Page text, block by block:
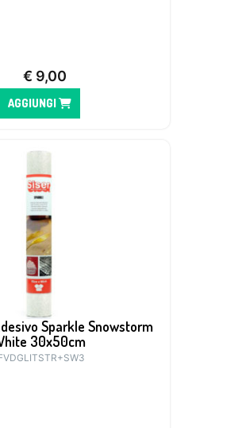
€ 9,00
AGGIUNGI
Sparkle Snowstorm
30x50cm